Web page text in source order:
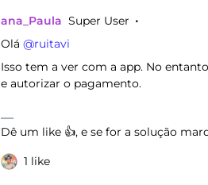
ana_Paula Super User
Olá ​ @ruitavi
Isso tem a ver com a app. No
e autorizar o pagamento.
Dê um like 👍, e se for a solução
1 like